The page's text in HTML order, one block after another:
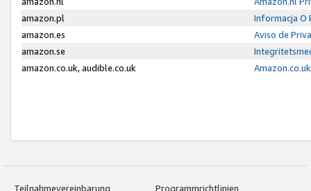
amazon.pl
Informacja O
amazon.es
Aviso de
amazon.se
amazon.co.uk, audible.co.uk
Teilnahmevereinbarung
Programmrichtlinien